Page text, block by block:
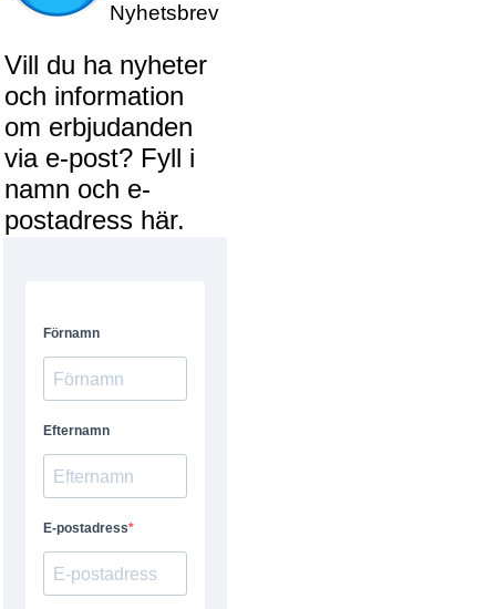
Nyhetsbrev
Vill du ha nyheter
och information
om erbjudanden
via e-post? Fyll i
namn och e-
postadress här.